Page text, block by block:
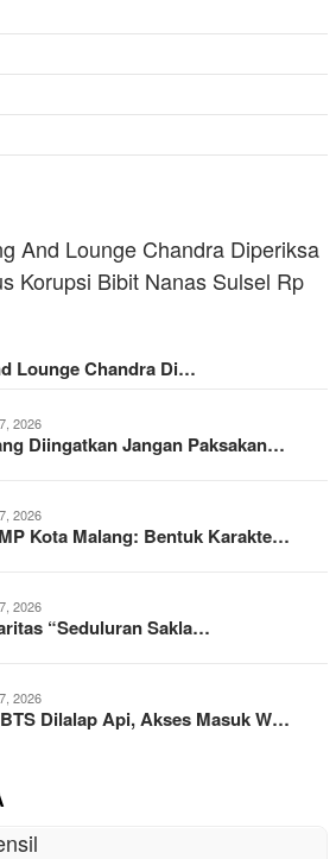
Lounge Chandra Di…
2026
Diingatkan Jangan Paksakan…
2026
Kota Malang: Bentuk Karakte…
2026
“Seduluran Sakla…
2026
Dilalap Api, Akses Masuk W…